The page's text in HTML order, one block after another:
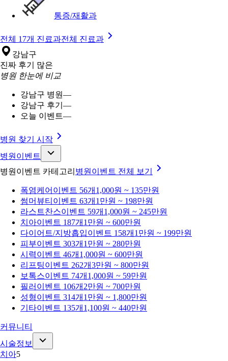
통증/재활과
전체 17개 진료과전체 진료과
강남구
진짜 후기 많은
병원 한눈에 비교
강남구 병원—
강남구 후기 —
오늘 이벤트—
병원 찾기 시작
병원이벤트
병원이벤트 카테고리 병원이벤트 전체 보기
폭염케어 이벤트 56개 1,000원 ~ 135만원
썸머뷰티 이벤트 63개 1만원 ~ 198만원
라스트찬스이벤트 59개 1,000원 ~ 245만원
치아이벤트 187개 1만원 ~ 600만원
다이어트/지방흡입이벤트 158개 1만원 ~ 199만원
피부이벤트 303개 1만원 ~ 280만원
시력이벤트 46개 1,000원 ~ 600만원
리프팅이벤트 262개3만원 ~ 800만원
보톡스이벤트 74개 1,000원 ~ 59만원
필러 이벤트 106개 2만원 ~ 700만원
성형이벤트 314개 1만원 ~ 1,800만원
기타이벤트 135개 1,100원 ~ 440만원
커뮤니티
시술정보
치아5